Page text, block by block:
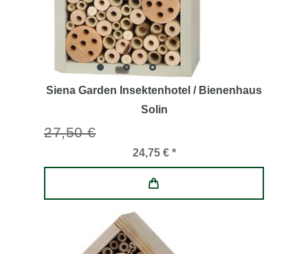
Siena Garden Insektenhotel / Bienenhaus
Solin
27,50 €
24,75 € *